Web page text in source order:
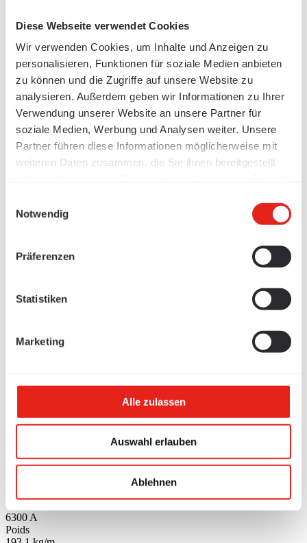
Diese Webseite verwendet Cookies
Wir verwenden Cookies, um Inhalte und Anzeigen zu
personalisieren, Funktionen für soziale Medien anbieten
zu können und die Zugriffe auf unsere Website zu
analysieren. Außerdem geben wir Informationen zu Ihrer
Verwendung unserer Website an unsere Partner für
soziale Medien, Werbung und Analysen weiter. Unsere
Partner führen diese Informationen möglicherweise mit
weiteren Daten zusammen, die Sie ihnen bereitgestellt
Notwendig
Präferenzen
Statistiken
Marketing
Alle zulassen
Auswahl erlauben
Ablehnen
Barres conductrices
Barres omnibus XCP-S Cu -
6300 A
Sélectionner la taille Barres omnibus XCP-S Cu - 6300 A
Courant nominal
6300 A
Poids